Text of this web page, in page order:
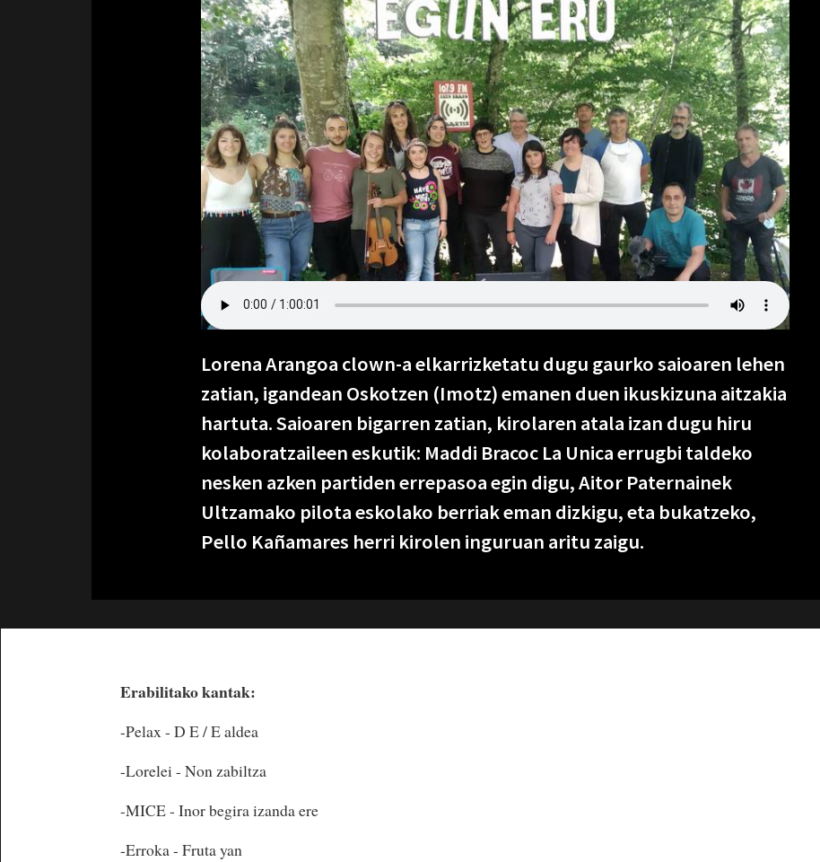
Lorena Arangoa clown-a elkarrizketatu dugu gaurko saioaren lehen
zatian, igandean Oskotzen (Imotz) emanen duen ikuskizuna aitzakia
hartuta. Saioaren bigarren zatian, kirolaren atala izan dugu hiru
kolaboratzaileen eskutik: Maddi Bracoc La Unica errugbi taldeko
nesken azken partiden errepasoa egin digu, Aitor Paternainek
Ultzamako pilota eskolako berriak eman dizkigu, eta bukatzeko,
Pello Kañamares herri kirolen inguruan aritu zaigu.
Erabilitako kantak:
-Pelax - D E / E aldea
-Lorelei - Non zabiltza
-MICE - Inor begira izanda ere
-Erroka - Fruta yan